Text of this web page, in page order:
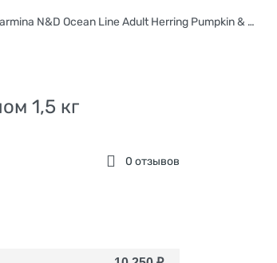
Farmina N&D Ocean Line Adult Herring Pumpkin & Orange / Сухой Беззерновой корм Фармина для взрослых кошек Сельдь с Тыквой и Апельсином
1,5 кг
0 отзывов